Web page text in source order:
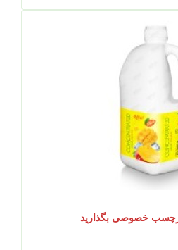
برچسب خصوصی بگذارید